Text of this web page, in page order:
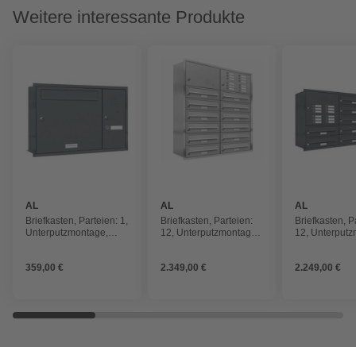
Weitere interessante Produkte
AL
BRIEFKASTENSYSTEME
Briefkasten, Parteien: 1,
Unterputzmontage,
359,00 €
AL
BRIEFKASTENSYSTEME
Briefkasten, Parteien:
12, Unterputzmontage,
2.349,00 €
AL
Briefkasten,
12,
2.249,00 €